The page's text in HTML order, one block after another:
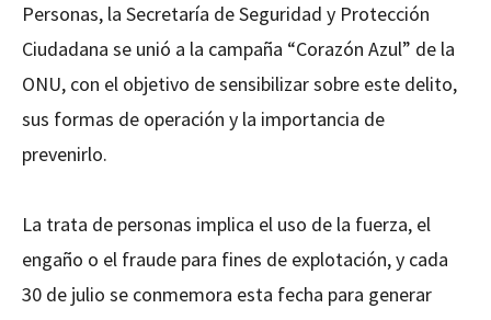
Personas, la Secretaría de Seguridad y Protección
Ciudadana se unió a la campaña “Corazón Azul” de la
ONU, con el objetivo de sensibilizar sobre este delito,
sus formas de operación y la importancia de
prevenirlo.
La trata de personas implica el uso de la fuerza, el
engaño o el fraude para fines de explotación, y cada
30 de julio se conmemora esta fecha para generar